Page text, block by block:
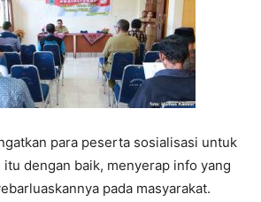
para peserta sosialisasi untuk
dengan baik, menyerap info yang
pada masyarakat.